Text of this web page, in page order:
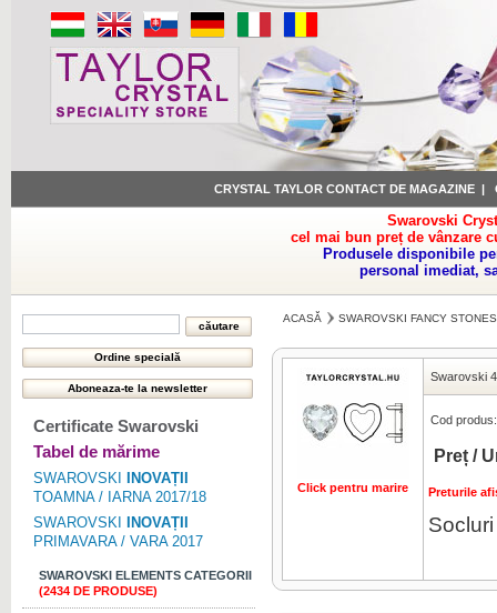
CRYSTAL TAYLOR CONTACT DE MAGAZINE |
Swarovski
cel mai bun preț de vânzare
Produsele disponibile
personal imediat,
Certificate Swarovski
Tabel de mărime
SWAROVSKI
INOVAȚII
TOAMNA / IARNA 2017/18
SWAROVSKI
INOVAȚII
PRIMAVARA / VARA 2017
SWAROVSKI ELEMENTS CATEGORII
(2434 DE PRODUSE)
ACASĂ SWAROVSKI FANCY
Click pentru marire
Swarovski
Cod produs:
Preț /
Preturile
Socluri